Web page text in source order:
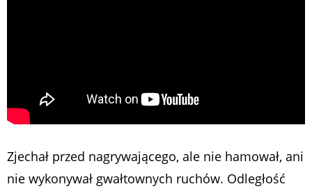
Zjechał przed nagrywającego, ale nie hamował, ani
nie wykonywał gwałtownych ruchów. Odległość